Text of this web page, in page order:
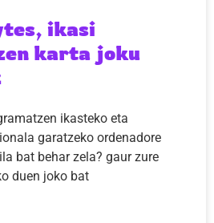
ikasi
karta joku
ikasteko eta
garatzeko ordenadore
bat behar zela? gaur zure
duen joko bat